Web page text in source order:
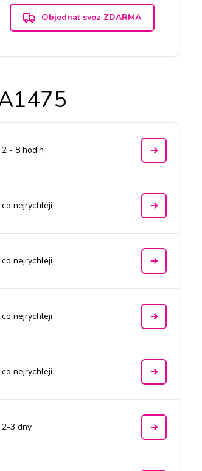
Objednat svoz ZDARMA
2 - 8 hodin
co nejrychleji
co nejrychleji
co nejrychleji
co nejrychleji
2-3 dny